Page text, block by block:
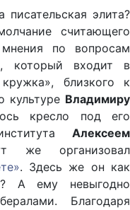
элита?
считающего
по вопросам
, который входит в
кружка», близкого к
культуре Владимиру
кресло под его
Алексеем
же организовал
. Здесь же он как
А ему невыгодно
Благодаря